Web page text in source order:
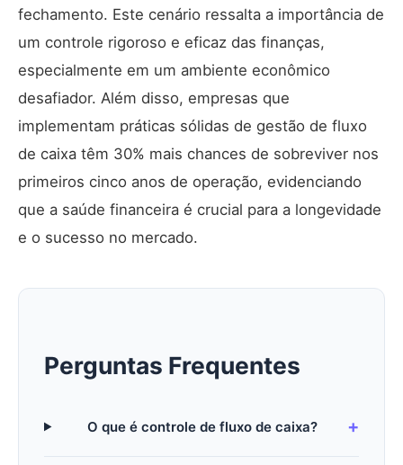
fechamento. Este cenário ressalta a importância de
um controle rigoroso e eficaz das finanças,
especialmente em um ambiente econômico
desafiador. Além disso, empresas que
implementam práticas sólidas de gestão de fluxo
de caixa têm 30% mais chances de sobreviver nos
primeiros cinco anos de operação, evidenciando
que a saúde financeira é crucial para a longevidade
e o sucesso no mercado.
Perguntas Frequentes
O que é controle de fluxo de caixa?